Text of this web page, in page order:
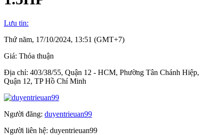
Lưu tin:
Thứ năm, 17/10/2024, 13:51 (GMT+7)
Giá: Thỏa thuận
Địa chỉ: 403/38/55, Quận 12 - HCM, Phường Tân Chánh Hiệp,
Quận 12, TP Hồ Chí Minh
Người đăng: duyentrieuan99
Người liên hệ: duyentrieuan99